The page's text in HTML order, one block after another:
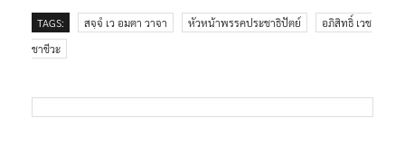
TAGS: สจฺจํ เว อมตา วาจา หัวหน้าพรรคประชาธิปัตย์
อภิสิทธิ์ เวช
ชาชีวะ